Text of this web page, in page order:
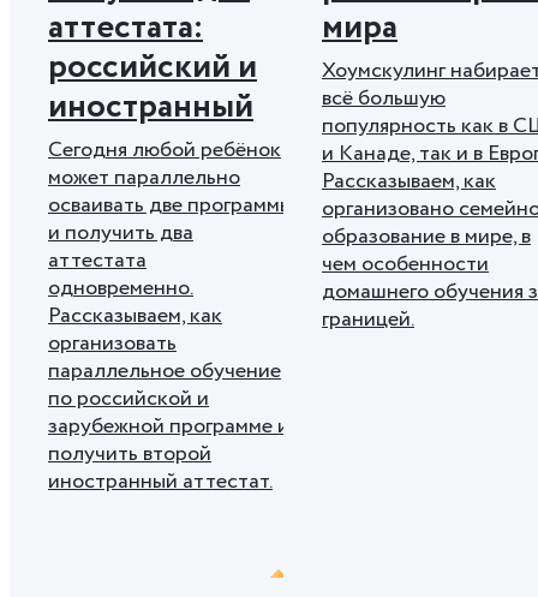
аттестата:
российский и
иностранный
Сегодня любой ребёнок
может параллельно
осваивать две программы
и получить два
аттестата
одновременно.
Рассказываем, как
организовать
параллельное обучение
по российской и
зарубежной программе и
получить второй
иностранный аттестат.
мира
Хоумскулинг
всё большую
популярность как в
и Канаде, так и в
Рассказываем, как
организовано
образование в мире, в
чем особенности
домашнего обучения
границей.